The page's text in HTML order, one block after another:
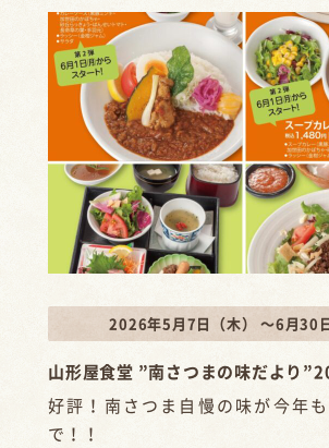
2026年5月7日（木） ～6月30日
山形屋食堂 ”南さつまの味だより
好評！南さつま自慢の味が今年
で！！